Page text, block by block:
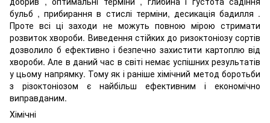
бульб , прибирання в стислі терміни, десикація бадилля .
Проте всі ці заходи не можуть повною мірою стримати
розвиток хвороби. Виведення стійких до ризоктоніозу сортів
дозволило б ефективно і безпечно захистити картоплю від
хвороби. Але в даний час в світі немає успішних результатів
у цьому напрямку. Тому як і раніше хімічний метод боротьби
з різоктоніозом є найбільш ефективним і економічно
виправданим.
Хімічні